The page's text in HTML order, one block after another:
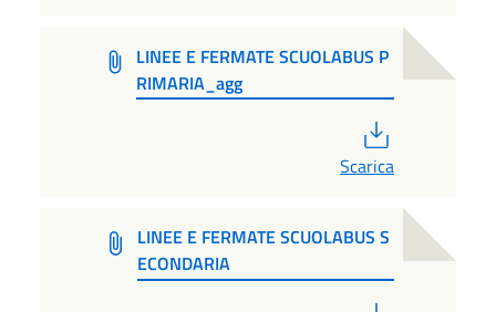
LINEE E FERMATE SCUOLABUS P
RIMARIA_agg
Scarica
LINEE E FERMATE SCUOLABUS S
ECONDARIA